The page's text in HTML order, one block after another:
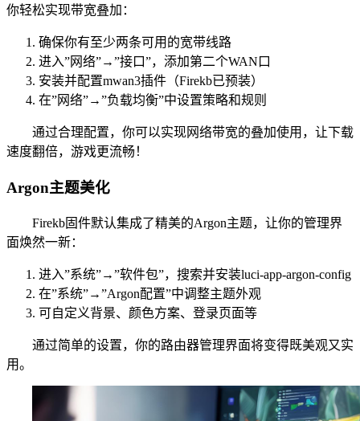
你轻松实现带宽叠加：
确保你有至少两条可用的宽带线路
进入”网络”→”接口”，添加第二个WAN口
安装并配置mwan3插件（Firekb已预装）
在”网络”→”负载均衡”中设置策略和规则
通过合理配置，你可以实现网络带宽的叠加使用，让下载
速度翻倍，游戏更流畅！
Argon主题美化
Firekb固件默认集成了精美的Argon主题，让你的管理界
面焕然一新：
进入”系统”→”软件包”，搜索并安装luci-app-argon-config
在”系统”→”Argon配置”中调整主题外观
可自定义背景、颜色方案、登录页面等
通过简单的设置，你的路由器管理界面将变得既美观又实
用。